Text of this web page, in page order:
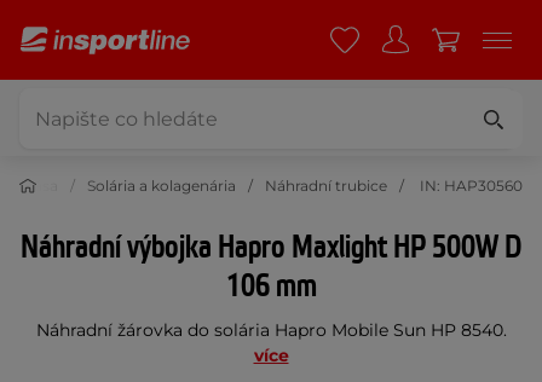
krása Solária a kolagenária Náhradní trubice IN: HAP30560
Náhradní výbojka Hapro Maxlight HP 500W D
106 mm
Náhradní žárovka do solária Hapro Mobile Sun HP 8540.
více